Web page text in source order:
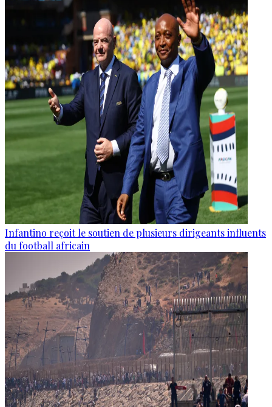
Infantino reçoit le soutien de plusieurs dirigeants influents
du football africain